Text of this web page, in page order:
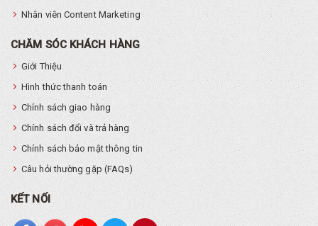
Nhân viên Content Marketing
CHĂM SÓC KHÁCH HÀNG
Giới Thiệu
Hình thức thanh toán
Chính sách giao hàng
Chính sách đổi và trả hàng
Chính sách bảo mật thông tin
Câu hỏi thường gặp (FAQs)
KẾT NỐI